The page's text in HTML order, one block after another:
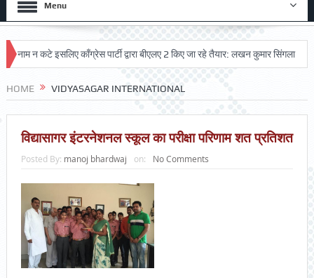
Menu
न कटे इसलिए काँग्रेस पार्टी द्वारा बीएलए 2 किए जा रहे तैयार: लखन कुमार सिंगला
HOME VIDYASAGAR INTERNATIONAL
विद्यासागर इंटरनेशनल स्कूल का परीक्षा परिणाम शत प्रतिशत
Posted By: manoj bhardwaj on: No Comments